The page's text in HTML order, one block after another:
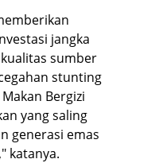
jangka
sumber
stunting
Bergizi
yang saling
generasi emas
katanya.